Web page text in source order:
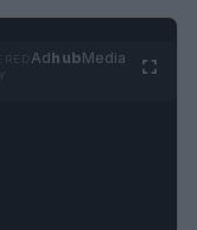
AdhubMedia